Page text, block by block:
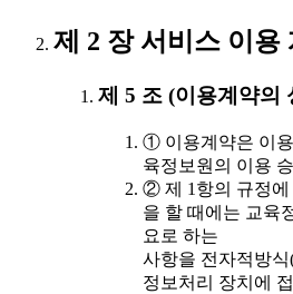
제 2 장 서비스 이용
제 5 조 (이용계약의
① 이용계약은 이
육정보원의 이용
② 제 1항의 규정에
을 할 때에는 교육
요로 하는
사항을 전자적방
정보처리 장치에